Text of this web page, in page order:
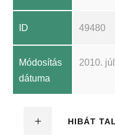
ID 49480
Módosítás
dátuma
2010.
HIBÁT